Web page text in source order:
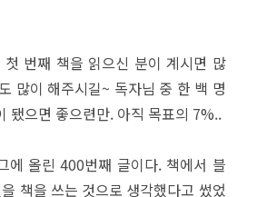
번째 책을 읽으신 분이 계시면 많
많이 해주시길~ 독자님 중 한 백 명
됐으면 좋으련만. 아직 목표의 7%..
에 올린 400번째 글이다. 책에서 블
책을 쓰는 것으로 생각했다고 썼었